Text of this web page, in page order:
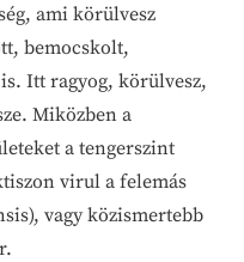
ami körülvesz
bemocskolt,
Itt ragyog, körülvesz,
Miközben a
a tengerszint
virul a felemás
vagy közismertebb